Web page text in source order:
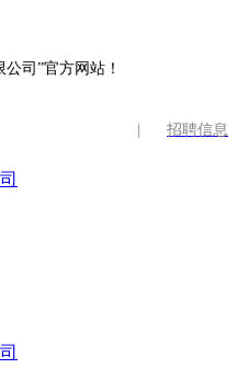
司”官方网站！
招聘信息